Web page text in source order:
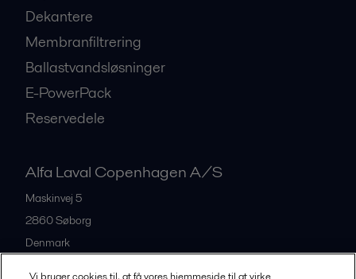
Dekantere
Membranfiltrering
Ballastvandsløsninger
E-PowerPack
Reservedele
Alfa Laval Copenhagen A/S
Maskinvej 5
2860Søborg
Denmark